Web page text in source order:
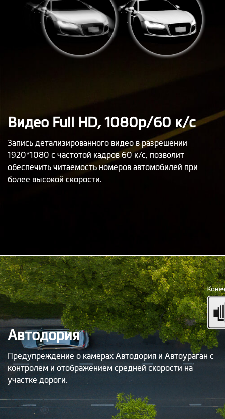
Видео Full HD, 1080p/60 к/с
Запись детализированного видео в разрешении
1920*1080 с частотой кадров 60 к/с, позволит
обеспечить читаемость номеров автомобилей при
более высокой скорости.
Автодория
Предупреждение о камерах Автодория и Автоураган с
контролем и отображением средней скорости на
участке дороги.